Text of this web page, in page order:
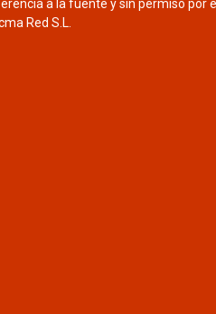
a la fuente y sin permiso por
Red S.L.